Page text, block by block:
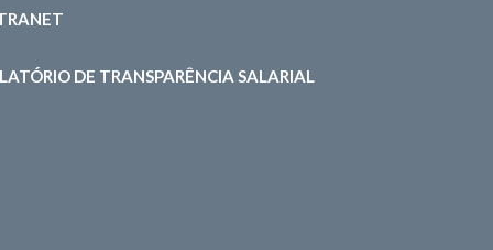
DE TRANSPARÊNCIA SALARIAL